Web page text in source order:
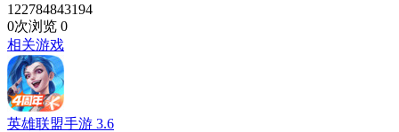
122784843194
0次浏览 0
相关游戏
英雄联盟手游 3.6